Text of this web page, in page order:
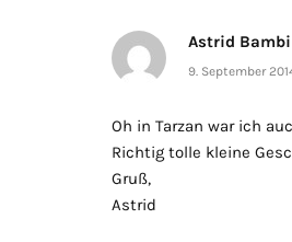
Astrid Bambi
9. September
Oh in Tarzan war ich
Richtig tolle kleine
Gruß,
Astrid